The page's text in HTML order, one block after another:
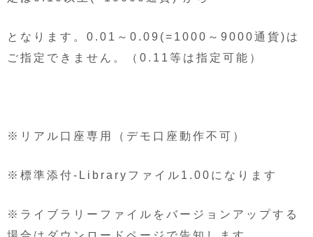
となります。0.01～0.09(=1000～9000通貨)は
ご指定できません。（0.11等は指定可能）
※リアル口座専用（デモ口座動作不可）
※標準添付-Libraryファイル1.00になります
※ライブラリーファイルをバージョンアップする